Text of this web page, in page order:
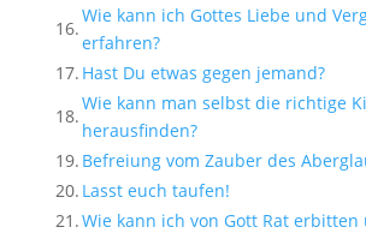
16.
Wie kann ich Gottes Liebe und
erfahren?
17. Hast Du etwas gegen jemand?
18.
Wie kann man selbst die richtige
herausfinden?
19. Befreiung vom Zauber des
20. Lasst euch taufen!
21.Wie kann ich von Gott Rat